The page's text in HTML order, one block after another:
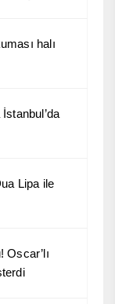
halı
Lipa ile
Oscar’lı